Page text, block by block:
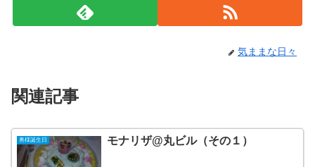
気ままな日々
関連記事
奥様誕生日 モナリザ@丸ビル（その１）